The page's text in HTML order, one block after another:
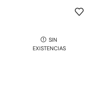
SIN
EXISTENCIAS